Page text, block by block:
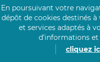
Protection des Données
En poursuivant votre
dépôt de cookies destinés
et services adaptés à
d’informations
cliquez